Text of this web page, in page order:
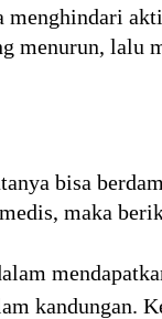
menurun,
bisa
maka
kandungan.